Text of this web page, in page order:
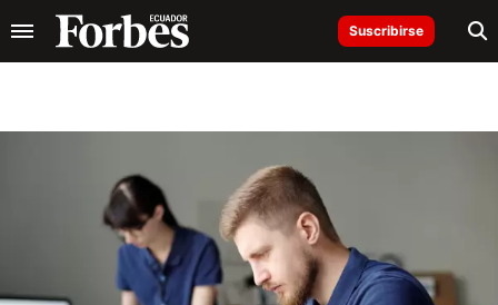
Suscribirse